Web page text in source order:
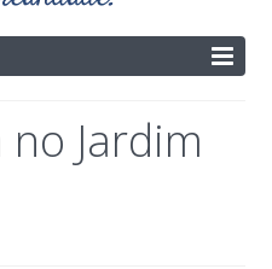
no Jardim